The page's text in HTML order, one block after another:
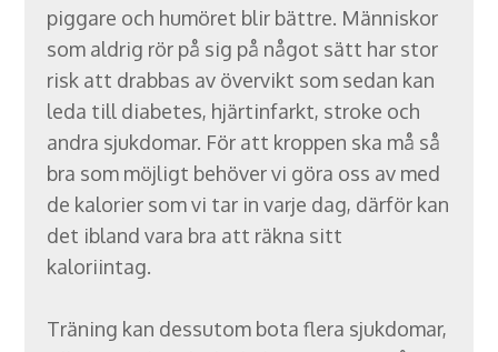
piggare och humöret blir bättre. Människor
som aldrig rör på sig på något sätt har stor
risk att drabbas av övervikt som sedan kan
leda till diabetes, hjärtinfarkt, stroke och
andra sjukdomar. För att kroppen ska må så
bra som möjligt behöver vi göra oss av med
de kalorier som vi tar in varje dag, därför kan
det ibland vara bra att räkna sitt
kaloriintag.
Träning kan dessutom bota flera sjukdomar,